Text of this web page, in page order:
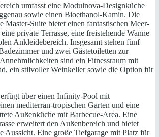
umfasst eine Modulnova-Designküche
sowie einen Bioethanol-Kamin. Die
Master-Suite bietet einen fantastischen Meer-
private Terrasse, eine freistehende Wanne
Ankleidebereich. Insgesamt stehen fünf
und zwei Gästetoiletten zur
sind ein Fitnessraum mit
ein stilvoller Weinkeller sowie die Option für
über einen Infinity-Pool mit
mediterran-tropischen Garten und eine
Außenküche mit Barbecue-Area. Eine
erweitert den Außenbereich und bietet
Aussicht. Eine große Tiefgarage mit Platz für